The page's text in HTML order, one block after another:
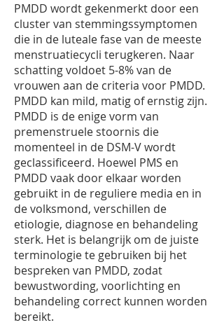
PMDD wordt gekenmerkt door een
cluster van stemmingssymptomen
die in de luteale fase van de meeste
menstruatiecycli terugkeren. Naar
schatting voldoet 5-8% van de
vrouwen aan de criteria voor PMDD.
PMDD kan mild, matig of ernstig zijn.
PMDD is de enige vorm van
premenstruele stoornis die
momenteel in de DSM-V wordt
geclassificeerd. Hoewel PMS en
PMDD vaak door elkaar worden
gebruikt in de reguliere media en in
de volksmond, verschillen de
etiologie, diagnose en behandeling
sterk. Het is belangrijk om de juiste
terminologie te gebruiken bij het
bespreken van PMDD, zodat
bewustwording, voorlichting en
behandeling correct kunnen worden
bereikt.